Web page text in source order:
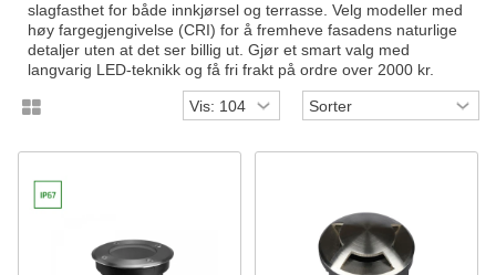
slagfasthet for både innkjørsel og terrasse. Velg modeller med
høy fargegjengivelse (CRI) for å fremheve fasadens naturlige
detaljer uten at det ser billig ut. Gjør et smart valg med
langvarig LED-teknikk og få fri frakt på ordre over 2000 kr.